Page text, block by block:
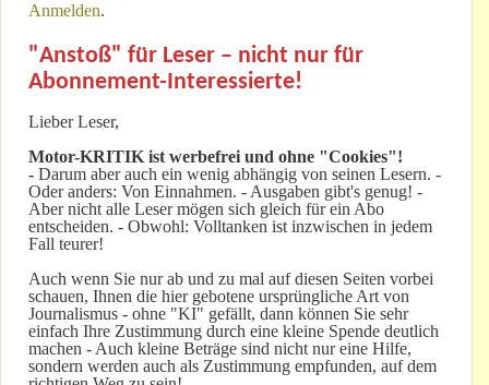
Anmelden.
"Anstoß" für Leser – nicht nur für
Abonnement-Interessierte!
Lieber Leser,
Motor-KRITIK ist werbefrei und ohne "Cookies"!
- Darum aber auch ein wenig abhängig von seinen Lesern. -
Oder anders: Von Einnahmen. - Ausgaben gibt's genug! -
Aber nicht alle Leser mögen sich gleich für ein Abo
entscheiden. - Obwohl: Volltanken ist inzwischen in jedem
Fall teurer!
Auch wenn Sie nur ab und zu mal auf diesen Seiten vorbei
schauen, Ihnen die hier gebotene ursprüngliche Art von
Journalismus - ohne "KI" gefällt, dann können Sie sehr
einfach Ihre Zustimmung durch eine kleine Spende deutlich
machen - Auch kleine Beträge sind nicht nur eine Hilfe,
sondern werden auch als Zustimmung empfunden, auf dem